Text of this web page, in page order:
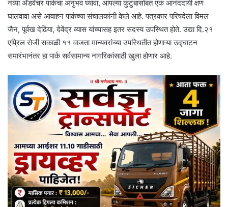
नव्या अँडवेंचर पार्कचा अनुभव घ्यावा, आपल्या कुटुंबासोबत एक आनंददायी क्षण
घालवावा असे आवाहन पार्कच्या संचालकांनी केले आहे. पत्रकार परिषदेला विमल
जैन, पूर्वख देढिया, देवेंद्र व्यास यांच्यासह इतर सदस्य उपस्थित होते. उद्या दि.२१
एप्रिल रोजी सकाळी ११ वाजता मान्यवरांच्या उपस्थितीत होणाऱ्या उ‌द्घाटन
समारंभानंतर हा पार्क सर्वसामान्य नागरिकांसाठी खुला होणार आहे.